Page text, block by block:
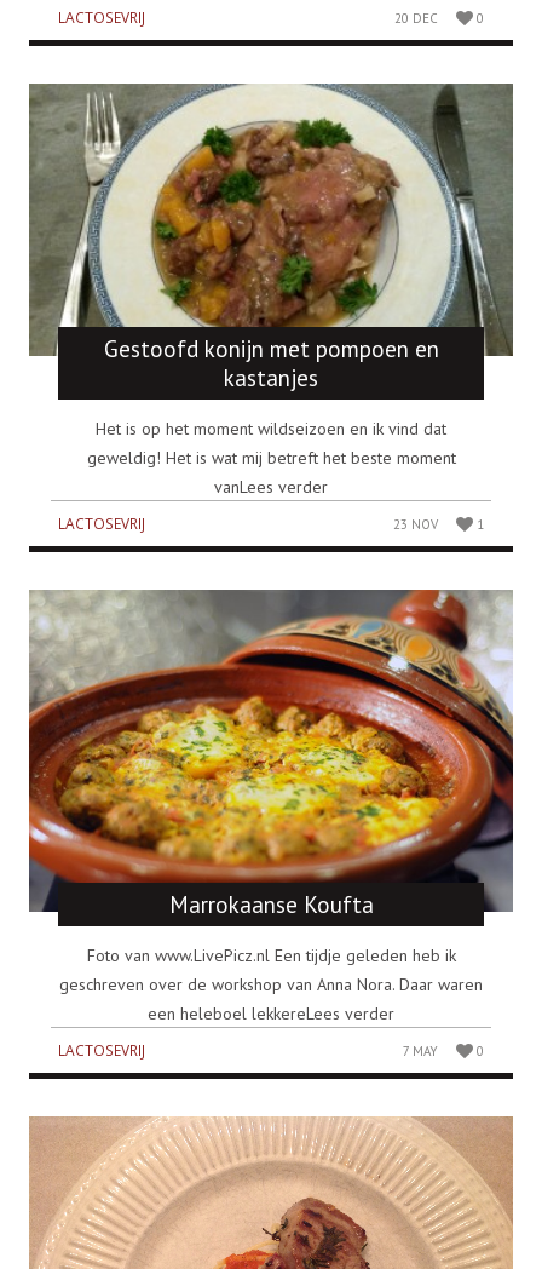
LACTOSEVRIJ 20 DEC 0
Gestoofd konijn met pompoen en
kastanjes
Het is op het moment wildseizoen en ik vind dat
geweldig! Het is wat mij betreft het beste moment
vanLees verder
LACTOSEVRIJ 23 NOV 1
Marrokaanse Koufta
Foto van www.LivePicz.nl Een tijdje geleden heb ik
geschreven over de workshop van Anna Nora. Daar waren
een heleboel lekkereLees verder
LACTOSEVRIJ 7 MAY 0